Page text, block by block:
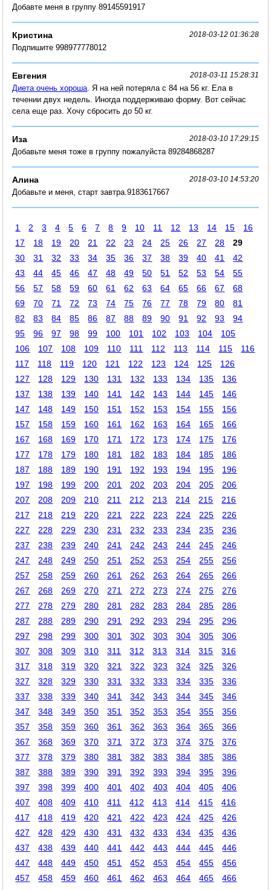
Добавте меня в группу 89145591917
Кристина 2018-03-12 01:36:28
Подпишите 998977778012
Евгения 2018-03-11 15:28:31
Диета очень хороша . Я на ней потеряла с 84 на 56 кг. Ела в
течении двух недель. Иногда поддерживаю форму. Вот сейчас
села еще раз. Хочу сбросить до 50 кг.
Иза 2018-03-10 17:29:15
Добавьте меня тоже в группу пожалуйста 89284868287
Алина 2018-03-10 14:53:20
Добавьте и меня, старт завтра.9183617667
1 2 3 4 5 6 7 8 9 10 11 12 13 14 15
16
17
18 19 20 21 22 23 24 25 26 27 28
29
30
31 32 33 34 35 36 37 38 39 40 41
42
43
44 45 46 47 48 49 50 51 52 53 54
55
56
57 58 59 60 61 62 63 64 65 66 67
68
69
70 71 72 73 74 75 76 77 78 79 80
81
82
83 84 85 86 87 88 89 90 91 92 93
94
95
96 97 98 99 100 101 102 103 104
105
106
107 108 109 110 111 112 113 114 115
116
117
118 119 120 121 122 123 124 125
126
127
128 129 130 131 132 133 134 135
136
137
138 139 140 141 142 143 144 145
146
147
148 149 150 151 152 153 154 155
156
157
158 159 160 161 162 163 164 165
166
167
168 169 170 171 172 173 174 175
176
177
178 179 180 181 182 183 184 185
186
187
188 189 190 191 192 193 194 195
196
197
198 199 200 201 202 203 204 205
206
207
208 209 210 211 212 213 214 215
216
217
218 219 220 221 222 223 224 225
226
227
228 229 230 231 232 233 234 235
236
237
238 239 240 241 242 243 244 245
246
247
248 249 250 251 252 253 254 255
256
257
258 259 260 261 262 263 264 265
266
267
268 269 270 271 272 273 274 275
276
277
278 279 280 281 282 283 284 285
286
287
288 289 290 291 292 293 294 295
296
297
298 299 300 301 302 303 304 305
306
307
308 309 310 311 312 313 314 315
316
317
318 319 320 321 322 323 324 325
326
327
328 329 330 331 332 333 334 335
336
337
338 339 340 341 342 343 344 345
346
347
348 349 350 351 352 353 354 355
356
357
358 359 360 361 362 363 364 365
366
367
368 369 370 371 372 373 374 375
376
377
378 379 380 381 382 383 384 385
386
387
388 389 390 391 392 393 394 395
396
397
398 399 400 401 402 403 404 405
406
407
408 409 410 411 412 413 414 415
416
417
418 419 420 421 422 423 424 425
426
427
428 429 430 431 432 433 434 435
436
437
438 439 440 441 442 443 444 445
446
447
448 449 450 451 452 453 454 455
456
457
458 459 460 461 462 463 464 465
466